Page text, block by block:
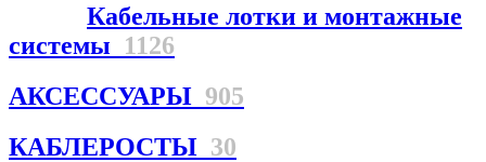
Кабельные лотки и монтажные
системы 1126
АКСЕССУАРЫ 905
КАБЛЕРОСТЫ 30